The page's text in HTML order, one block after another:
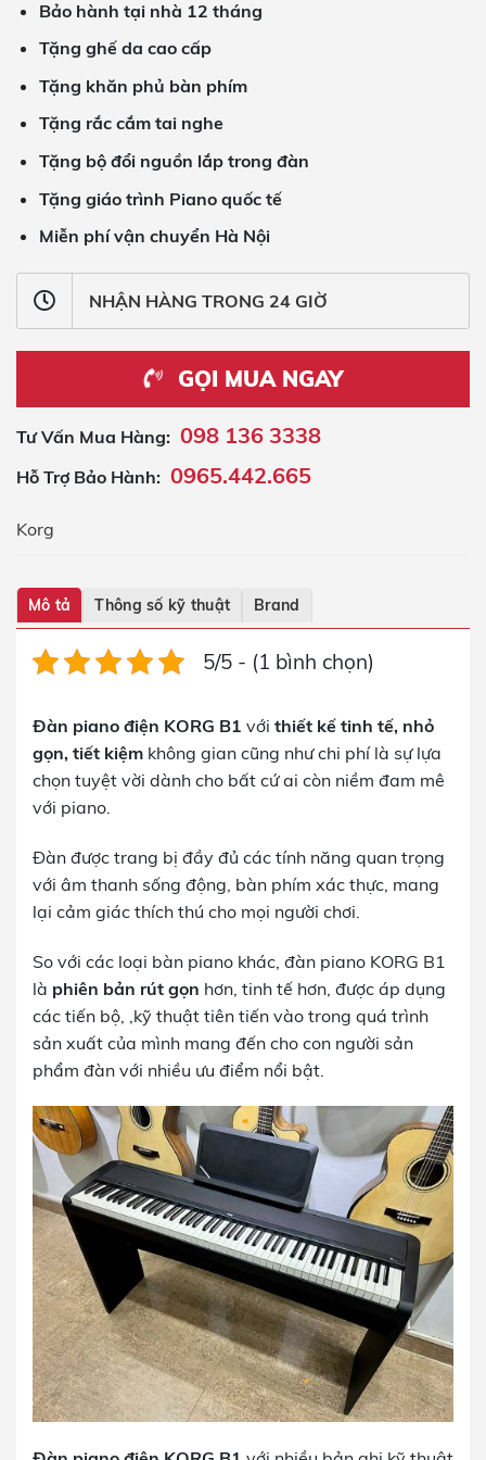
Bảo hành tại nhà 12 tháng
Tặng ghế da cao cấp
Tặng khăn phủ bàn phím
Tặng rắc cắm tai nghe
Tặng bộ đổi nguồn lắp trong đàn
Tặng giáo trình Piano quốc tế
Miễn phí vận chuyển Hà Nội
NHẬN HÀNG TRONG 24 GIỜ
GỌI MUA NGAY
Tư Vấn Mua Hàng: 098 136 3338
Hỗ Trợ Bảo Hành: 0965.442.665
Korg
Mô tả Thông số kỹ thuật Brand
5/5 - (1 bình chọn)
Đàn piano điện KORG B1 với thiết kế tinh tế, nhỏ
gọn, tiết kiệm không gian cũng như chi phí là sự lựa
chọn tuyệt vời dành cho bất cứ ai còn niềm đam mê
với piano.
Đàn được trang bị đầy đủ các tính năng quan trọng
với âm thanh sống động, bàn phím xác thực, mang
lại cảm giác thích thú cho mọi người chơi.
So với các loại bàn piano khác, đàn piano KORG B1
là phiên bản rút gọn hơn, tinh tế hơn, được áp dụng
các tiến bộ, ,kỹ thuật tiên tiến vào trong quá trình
sản xuất của mình mang đến cho con người sản
phẩm đàn với nhiều ưu điểm nổi bật.